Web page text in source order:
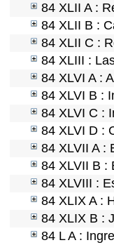
84 XLII A :
84 XLII B :
84 XLII C :
84 XLIII :
84 XLVI A :
84 XLVI B :
84 XLVI C :
84 XLVI D :
84 XLVII A :
84 XLVII B :
84 XLVIII :
84 XLIX A :
84 XLIX B :
84 L A :